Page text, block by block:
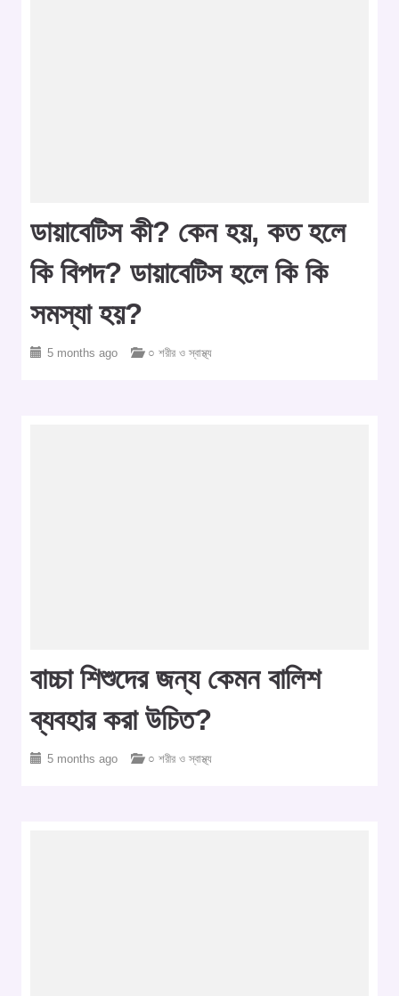
ডায়াবেটিস কী? কেন হয়, কত হলে
কি বিপদ? ডায়াবেটিস হলে কি কি
সমস্যা হয়?
5 months ago ○ শরীর ও স্বাস্থ্য
বাচ্চা শিশুদের জন্য কেমন বালিশ
ব্যবহার করা উচিত?
5 months ago ○ শরীর ও স্বাস্থ্য